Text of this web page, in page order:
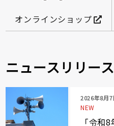
オンラインショップ
ニュースリリース
2026年8月7
NEW
「令和